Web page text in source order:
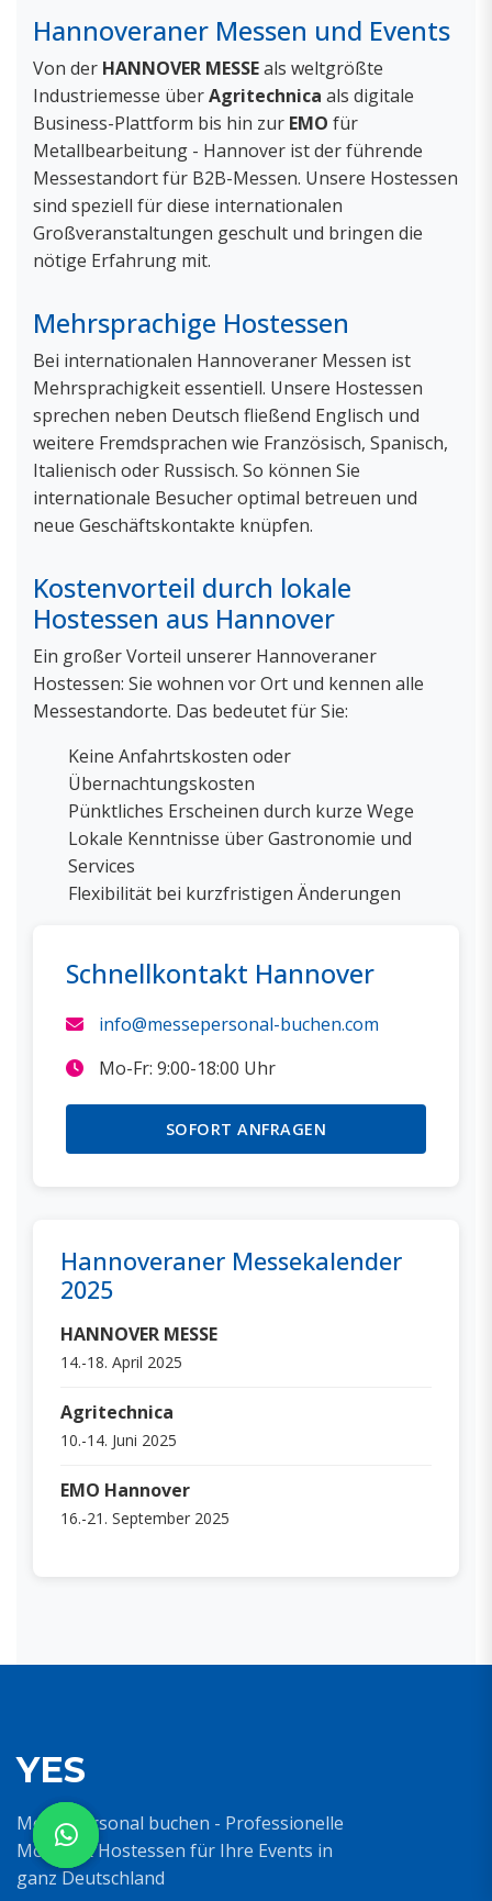
Hannoveraner Messen und Events
Von der HANNOVER MESSEals weltgrößte
Industriemesse überAgritechnica als digitale
Business-Plattform bis hin zur EMO für
Metallbearbeitung - Hannover ist der führende
Messestandort für B2B-Messen. Unsere Hostessen
sind speziell für diese internationalen
Großveranstaltungen geschult und bringen die
nötige Erfahrung mit.
Mehrsprachige Hostessen
Bei internationalen Hannoveraner Messen ist
Mehrsprachigkeit essentiell. Unsere Hostessen
sprechen neben Deutsch fließend Englisch und
weitere Fremdsprachen wie Französisch, Spanisch,
Italienisch oder Russisch. So können Sie
internationale Besucher optimal betreuen und
neue Geschäftskontakte knüpfen.
Kostenvorteil durch lokale
Hostessen aus Hannover
Ein großer Vorteil unserer Hannoveraner
Hostessen: Sie wohnen vor Ort und kennen alle
Messestandorte. Das bedeutet für Sie:
Keine Anfahrtskosten oder
Übernachtungskosten
Pünktliches Erscheinen durch kurze Wege
Lokale Kenntnisse über Gastronomie und
Services
Flexibilität bei kurzfristigen Änderungen
Schnellkontakt Hannover
info@messepersonal-buchen.com
Mo-Fr: 9:00-18:00 Uhr
SOFORT ANFRAGEN
Hannoveraner Messekalender
2025
HANNOVER MESSE
14.-18. April 2025
Agritechnica
10.-14. Juni 2025
EMO Hannover
16.-21. September 2025
YES
Messepersonal buchen - Professionelle
Models & Hostessen für Ihre Events in
ganz Deutschland